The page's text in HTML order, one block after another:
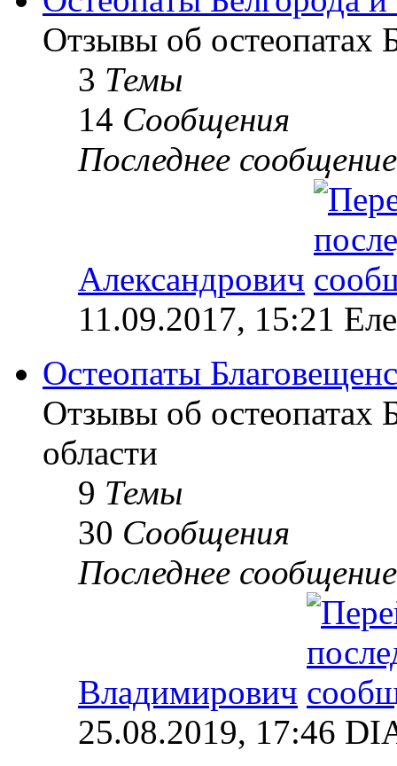
Отзывы об остеопатах
3 Темы
14 Сообщения
Последнее сообщение
Александрович
11.09.2017, 15:21
Остеопаты
Отзывы об остеопатах
области
9 Темы
30 Сообщения
Последнее сообщение
Владимирович
25.08.2019, 17:46